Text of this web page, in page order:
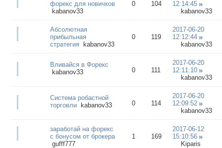
форекс для новичков
kabanov33
0 104
12:14:45
kabanov33
Абсолютная
прибыльная
стратегия kabanov33
0 119
2017-06-20
12:12:44
kabanov33
Вливайся в Форекс
kabanov33
0 111
2017-06-20
12:11:10
kabanov33
Система робастной
торговли kabanov33 0 114
2017-06-20
12:09:52
kabanov33
заработай на форекс
с бонусом от брокера
gufff777
1 169
2017-06-12
15:10:56
Kiparis